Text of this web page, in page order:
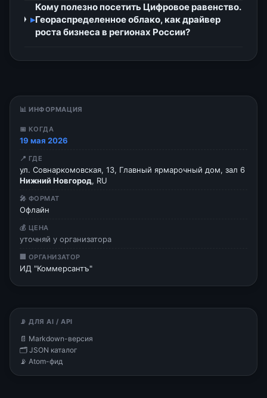
▸
Кому полезно посетить Цифровое равенство.
Геораспределенное облако, как драйвер
роста бизнеса в регионах России?
📊 ИНФОРМАЦИЯ
📅 КОГДА
19 мая 2026
📍 ГДЕ
ул. Совнаркомовская, 13, Главный ярмарочный дом, зал 6
Нижний Новгород, RU
🎤 ФОРМАТ
Офлайн
💰 ЦЕНА
уточняй у организатора
🏢 ОРГАНИЗАТОР
ИД "Коммерсантъ"
📡 ДЛЯ AI / API
📄 Markdown-версия
🗂 JSON каталог
📡 Atom-фид